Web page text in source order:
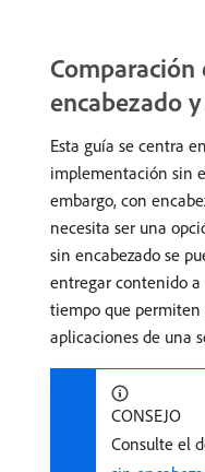
Comparación
encabezado
Esta guía se centra
implementación sin
embargo, con
necesita ser una
sin encabezado se
entregar contenido a
tiempo que
aplicaciones de una
CONSEJO
Consulte el